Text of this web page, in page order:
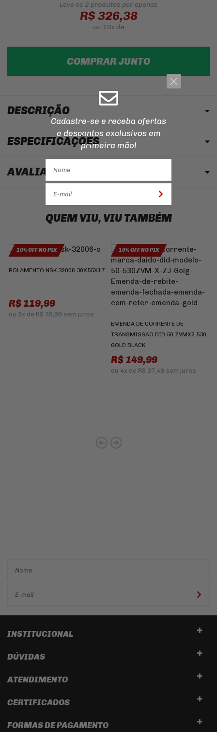
Leve os 2 produtos por apenas
R$ 326,38
ou 10xde
COMPRAR JUNTO
DESCRIÇÃO
ESPECIFICAÇÕES
AVALIAÇÃO
QUEM VIU, VIU TAMBÉM
10% OFF NO PIX
ROLAMENTO NSK 32006 30X55X17
R$ 119,99
ou 3x de R$ 39,99 sem juros
10% OFF NO PIX
EMENDA DE CORRENTE DE
TRANSMISSAO DID 50 ZVMX2 530
GOLD BLACK
R$ 149,99
ou 4x de R$ 37,49 sem juros
INSTITUCIONAL
DÚVIDAS
ATENDIMENTO
CERTIFICADOS
FORMAS DE PAGAMENTO
Cadastre-se e receba ofertas
e descontos exclusivos em
primeira mão!